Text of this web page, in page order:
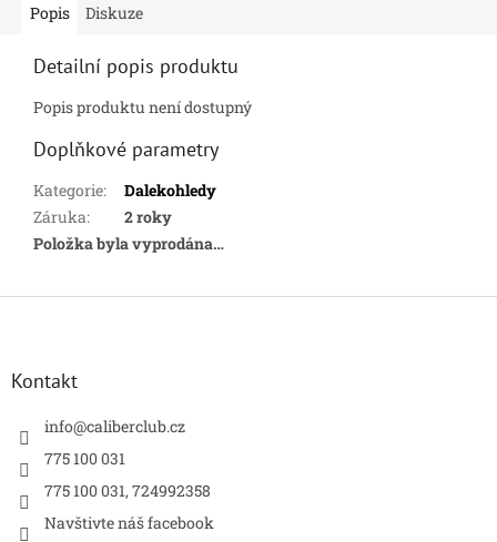
Popis Diskuze
Detailní popis produktu
Popis produktu není dostupný
Doplňkové parametry
Kategorie:
Dalekohledy
Záruka:
2 roky
Položka byla vyprodána…
Z
Kontakt
info@caliberclub.cz
775 100 031
775 100 031, 724992358
Navštivte náš facebook